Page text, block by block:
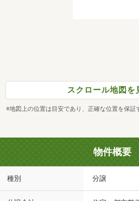
スクロール地図を
※地図上の位置は目安であり、正確な位置を保証
物件概要
種別 分譲